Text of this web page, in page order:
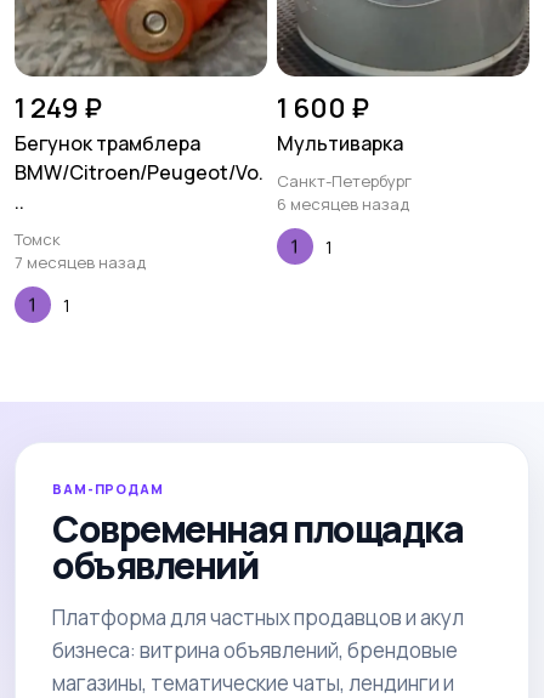
1 249 ₽
Бегунок трамблера
BMW/Citroen/Peugeot/Vo.
..
Томск
7 месяцев назад
1
1 600 ₽
Мультиварка
Санкт-Петербург
6 месяцев назад
1
ВАМ-ПРОДАМ
Современная площадка
объявлений
Платформа для частных продавцов и акул
бизнеса: витрина объявлений, брендовые
магазины, тематические чаты, лендинги и